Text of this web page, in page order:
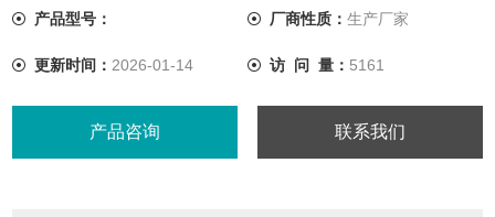
产品型号： 厂商性质： 生产厂家
更新时间： 2026-01-14 访 问 量： 5161
产品咨询 联系我们